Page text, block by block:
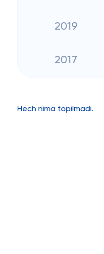
2019
2017
Hech nima topilmadi.